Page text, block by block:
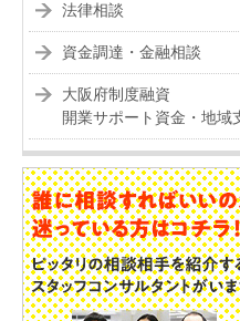
法律相談
資金調達・金融相談
大阪府制度融資
開業サポート資金・地域